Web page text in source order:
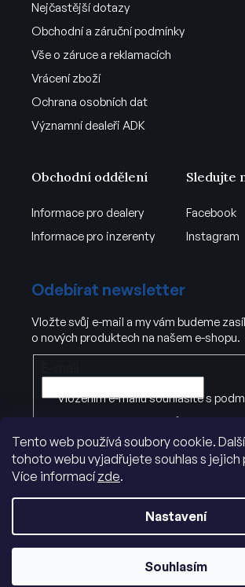
Tento web používá soubory cookie.
tohoto webu vyjadřujete souhlas s jejich
Více informacízde.
Nastavení
Souhlasím
Nejčastější dotazy
Obchodní a záruční podmínky
Vše o záruce a reklamacích
Vrácení zboží
Ochrana osobních dat
Významní dealeři ADK
Obchodní oddělení
Informace pro dealery
Informace pro inzerenty
Sledujte
Facebook
Instagram
Odebírat newsletter
Vložte svůj e-mail a my vám budeme
o nových produktech na našem e-shopu.
Vložením e-mailu souhlasíte s
ochrany osobních údajů
PŘIHLÁSIT SE
Vytvořil Shoptet|Dostmedia